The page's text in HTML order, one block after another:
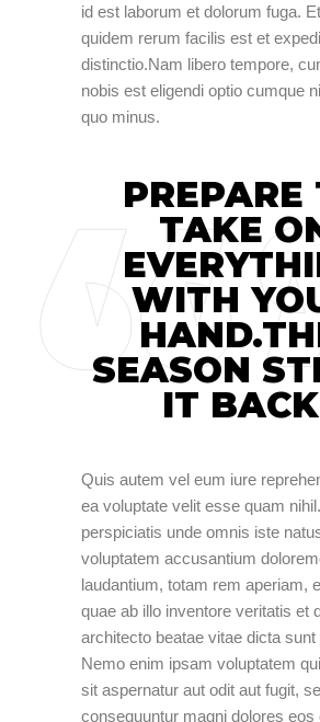
id est laborum et dolorum fuga.
quidem rerum facilis est et
distinctio.Nam libero tempore,
nobis est eligendi optio cumque
quo minus.
PREPARE
TAKE
WITH
SEASON
IT
Quis autem vel eum iure
ea voluptate velit esse quam
perspiciatis unde omnis iste
voluptatem accusantium
laudantium, totam rem aperiam,
quae ab illo inventore veritatis et
architecto beatae vitae dicta sunt
Nemo enim ipsam voluptatem
sit aspernatur aut odit aut fugit,
consequuntur magni dolores eos